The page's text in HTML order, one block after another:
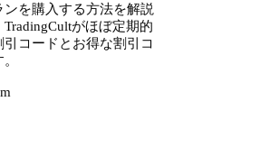
を購入する方法を解説
がほぼ定期的
コードとお得な割引コ